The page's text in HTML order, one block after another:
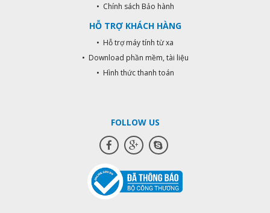
• Chính sách Bảo hành
HỖ TRỢ KHÁCH HÀNG
• Hỗ trợ máy tính từ xa
• Download phần mềm, tài liệu
• Hình thức thanh toán
FOLLOW US